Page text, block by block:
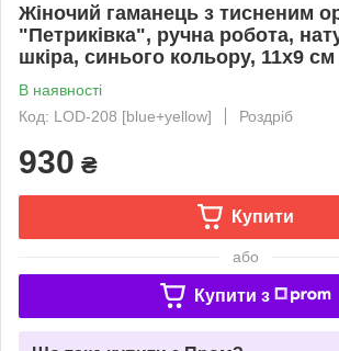
Жіночий гаманець з тисненим
"Петриківка", ручна робота,
шкіра, синього кольору, 11х9 см
В наявності
Код: LOD-208 [blue+yellow]
Роздріб
930 ₴
Купити
або
Купити з